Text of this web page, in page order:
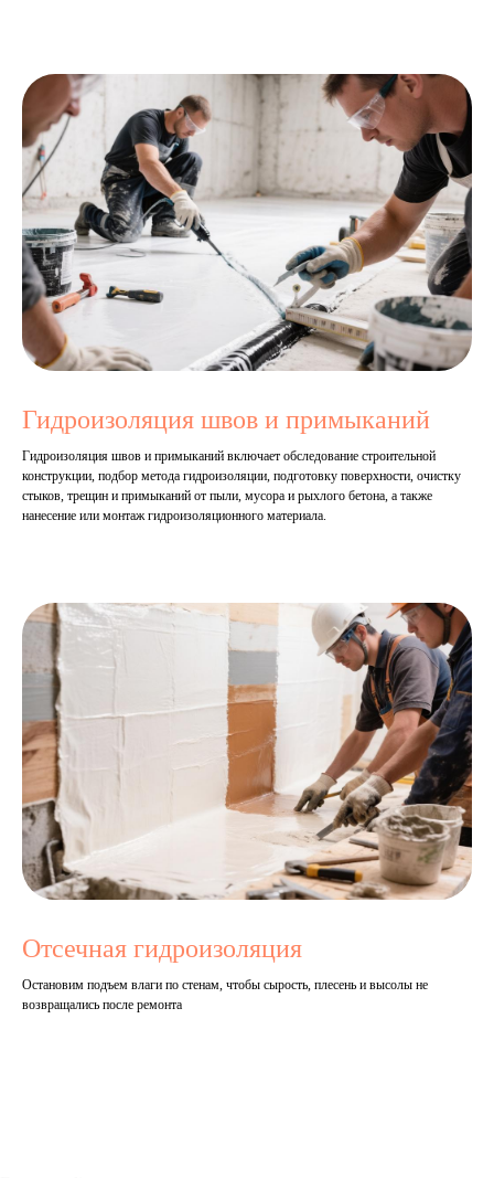
Гидроизоляция швов и примыканий
Гидроизоляция швов и примыканий включает обследование строительной
конструкции, подбор метода гидроизоляции, подготовку поверхности, очистку
стыков, трещин и примыканий от пыли, мусора и рыхлого бетона, а также
нанесение или монтаж гидроизоляционного материала.
Отсечная гидроизоляция
Остановим подъем влаги по стенам, чтобы сырость, плесень и высолы не
возвращались после ремонта